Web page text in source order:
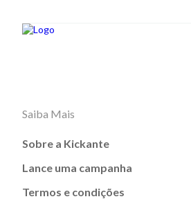
Saiba Mais
Sobre a Kickante
Lance uma campanha
Termos e condições